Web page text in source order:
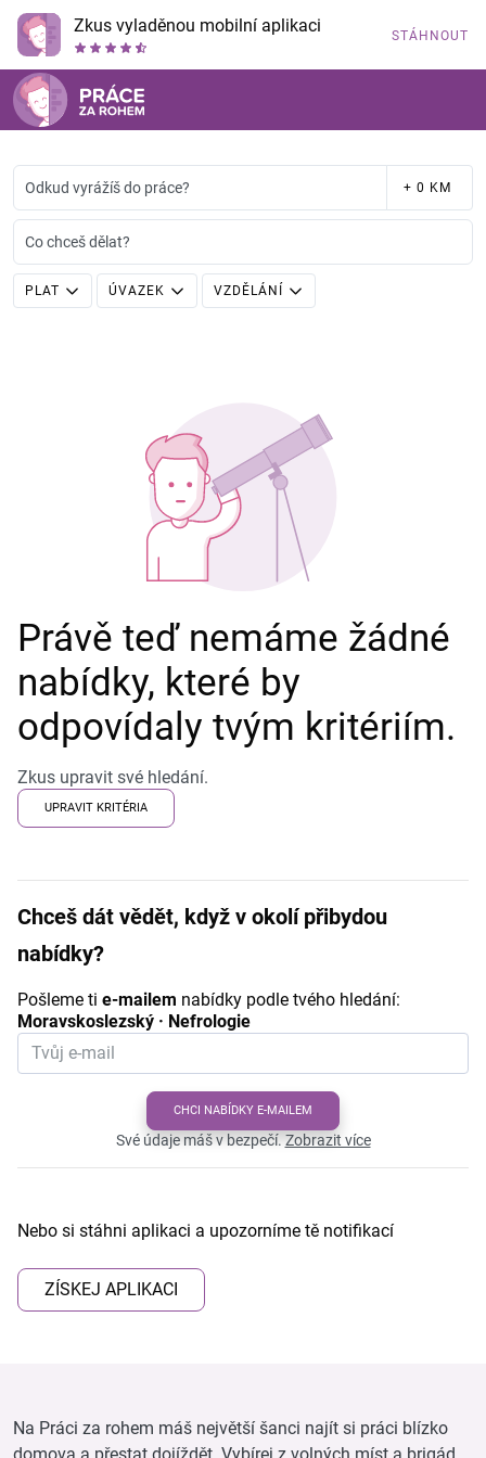
Zkus vyladěnou mobilní aplikaci STÁHNOUT
Odkud vyrážíš do práce? + 0 KM
Co chceš dělat?
PLAT ÚVAZEK VZDĚLÁNÍ
Právě teď nemáme žádné
nabídky, které by
odpovídaly tvým kritériím.
Zkus upravit své hledání.
UPRAVIT KRITÉRIA
Chceš dát vědět, když v okolí přibydou
nabídky?
Pošleme ti e-mailem nabídky podle tvého hledání:
Moravskoslezský · Nefrologie
CHCI NABÍDKY E-MAILEM
Své údaje máš v bezpečí.Zobrazit více
Nebo si stáhni aplikaci a upozorníme tě notifikací
ZÍSKEJ APLIKACI
Na Práci za rohem máš největší šanci najít si práci blízko
domova a přestat dojíždět. Vybírej z volných míst a brigád